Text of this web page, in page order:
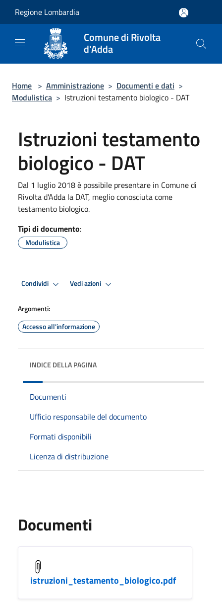
Regione Lombardia
Comune di Rivolta
d'Adda
Home > Amministrazione > Documenti e dati >
Modulistica > Istruzioni testamento biologico - DAT
Istruzioni testamento
biologico - DAT
Dal 1 luglio 2018 è possibile presentare in Comune di
Rivolta d'Adda la DAT, meglio conosciuta come
testamento biologico.
Tipi di documento:
Modulistica
Condividi Vedi azioni
Argomenti:
Accesso all'informazione
INDICE DELLA PAGINA
Documenti
Ufficio responsabile del documento
Formati disponibili
Licenza di distribuzione
Documenti
istruzioni_testamento_biologico.pdf